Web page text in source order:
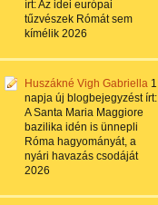
írt:Az idei európai
tűzvészek Rómát sem
kímélik 2026
Huszákné Vigh Gabriella 1
napja új blogbejegyzést írt:
A Santa Maria Maggiore
bazilika idén is ünnepli
Róma hagyományát, a
nyári havazás csodáját
2026